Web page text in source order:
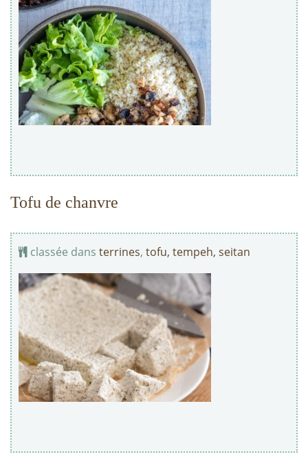
Tofu de chanvre
classée dans terrines, tofu, tempeh, seitan